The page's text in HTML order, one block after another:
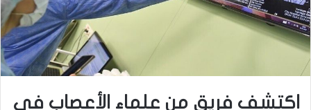
اكتشف فريق من علماء الأعصاب في